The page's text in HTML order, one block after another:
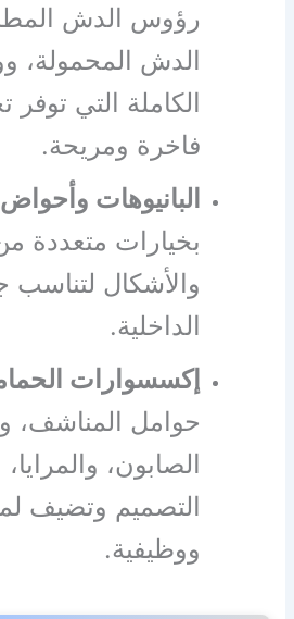
رؤوس الدش
الدش المحمولة،
الكاملة التي
فاخرة ومريحة.
البانيوهات
بخيارات متعددة
والأشكال لتناسب
الداخلية.
إكسسوارات
حوامل المناشف،
الصابون،
التصميم وتضيف
ووظيفية.